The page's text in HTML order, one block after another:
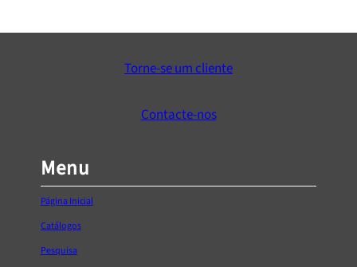
Torne-se um cliente
Contacte-nos
Menu
Página Inicial
Catálogos
Pesquisa